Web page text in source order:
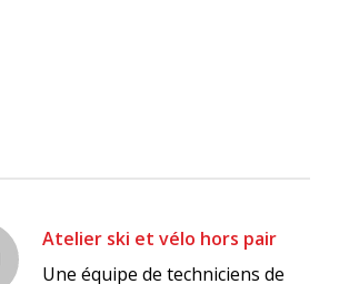
Atelier ski et vélo hors pair
Une équipe de techniciens de